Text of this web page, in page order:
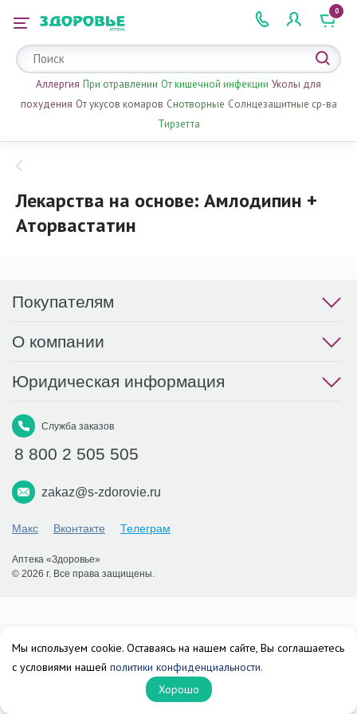
2 505 505
0
Аллергия При отравлении От кишечной инфекции Уколы для
похудения От укусов комаров Снотворные Солнцезащитные ср-ва
Тирзетта
Лекарства на основе: Амлодипин +
Аторвастатин
Покупателям
О компании
Юридическая информация
Служба заказов
8 800 2 505 505
zakaz@s-zdorovie.ru
Макс Вконтакте Телеграм
Аптека «Здоровье»
© 2026 г. Все права защищены.
Мы используем cookie. Оставаясь на нашем сайте, Вы соглашаетесь
с условиями нашей политики конфиденциальности.
Хорошо